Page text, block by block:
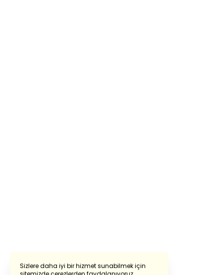
Sizlere daha iyi bir hizmet sunabilmek için